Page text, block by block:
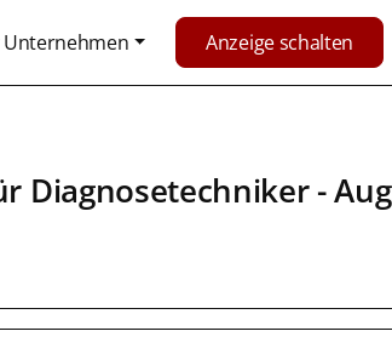
Unternehmen Anzeige schalten
Diagnosetechniker-